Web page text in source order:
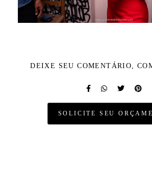
DEIXE SEU COMENTÁRIO,
SOLICITE SEU